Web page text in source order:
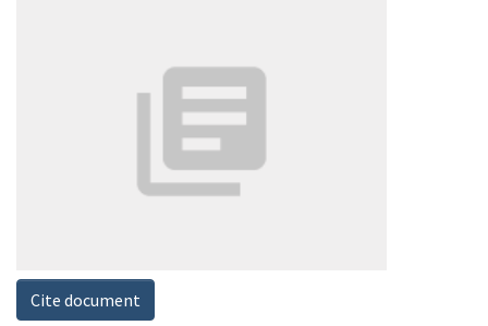
Cite document